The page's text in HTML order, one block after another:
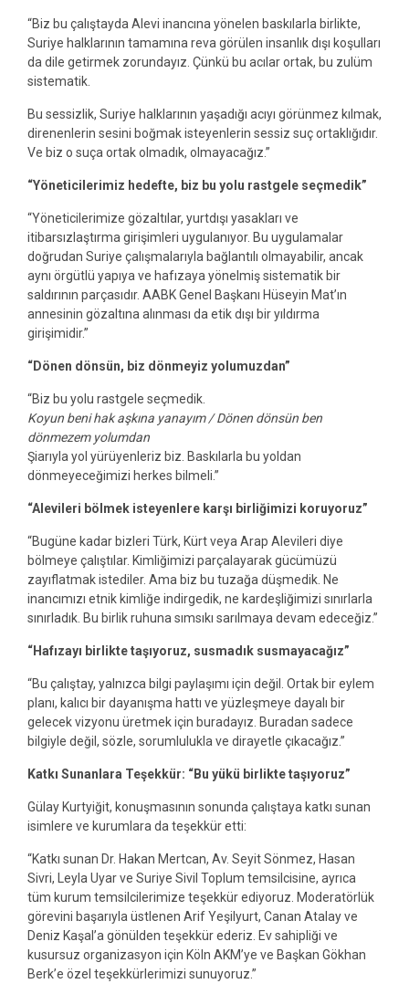
“Biz bu çalıştayda Alevi inancına yönelen baskılarla birlikte,
Suriye halklarının tamamına reva görülen insanlık dışı koşulları
da dile getirmek zorundayız. Çünkü bu acılar ortak, bu zulüm
sistematik.
Bu sessizlik, Suriye halklarının yaşadığı acıyı görünmez kılmak,
direnenlerin sesini boğmak isteyenlerin sessiz suç ortaklığıdır.
Ve biz o suça ortak olmadık, olmayacağız.”
“Yöneticilerimiz hedefte, biz bu yolu rastgele seçmedik”
“Yöneticilerimize gözaltılar, yurtdışı yasakları ve
itibarsızlaştırma girişimleri uygulanıyor. Bu uygulamalar
doğrudan Suriye çalışmalarıyla bağlantılı olmayabilir, ancak
aynı örgütlü yapıya ve hafızaya yönelmiş sistematik bir
saldırının parçasıdır. AABK Genel Başkanı Hüseyin Mat’ın
annesinin gözaltına alınması da etik dışı bir yıldırma
girişimidir.”
“Dönen dönsün, biz dönmeyiz yolumuzdan”
“Biz bu yolu rastgele seçmedik.
Koyun beni hak aşkına yanayım / Dönen dönsün ben
dönmezem yolumdan
Şiarıyla yol yürüyenleriz biz. Baskılarla bu yoldan
dönmeyeceğimizi herkes bilmeli.”
“Alevileri bölmek isteyenlere karşı birliğimizi koruyoruz”
“Bugüne kadar bizleri Türk, Kürt veya Arap Alevileri diye
bölmeye çalıştılar. Kimliğimizi parçalayarak gücümüzü
zayıflatmak istediler. Ama biz bu tuzağa düşmedik. Ne
inancımızı etnik kimliğe indirgedik, ne kardeşliğimizi sınırlarla
sınırladık. Bu birlik ruhuna sımsıkı sarılmaya devam edeceğiz.”
“Hafızayı birlikte taşıyoruz, susmadık susmayacağız”
“Bu çalıştay, yalnızca bilgi paylaşımı için değil. Ortak bir eylem
planı, kalıcı bir dayanışma hattı ve yüzleşmeye dayalı bir
gelecek vizyonu üretmek için buradayız. Buradan sadece
bilgiyle değil, sözle, sorumlulukla ve dirayetle çıkacağız.”
Katkı Sunanlara Teşekkür: “Bu yükü birlikte taşıyoruz”
Gülay Kurtyiğit, konuşmasının sonunda çalıştaya katkı sunan
isimlere ve kurumlara da teşekkür etti:
“Katkı sunan Dr. Hakan Mertcan, Av. Seyit Sönmez, Hasan
Sivri, Leyla Uyar ve Suriye Sivil Toplum temsilcisine, ayrıca
tüm kurum temsilcilerimize teşekkür ediyoruz. Moderatörlük
görevini başarıyla üstlenen Arif Yeşilyurt, Canan Atalay ve
Deniz Kaşal’a gönülden teşekkür ederiz. Ev sahipliği ve
kusursuz organizasyon için Köln AKM’ye ve Başkan Gökhan
Berk’e özel teşekkürlerimizi sunuyoruz.”